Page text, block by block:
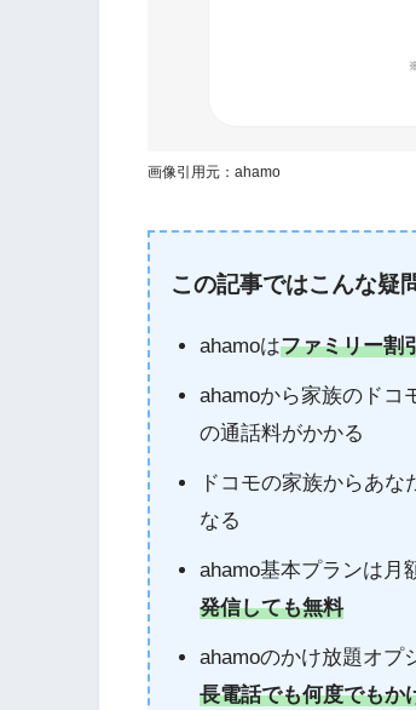
画像引用元：ahamo
この記事ではこんな疑
ahamoはファミリー割
ahamoから家族のドコ
の通話料がかかる
ドコモの家族からあ
なる
ahamo基本プランは月
発信しても無料
ahamoのかけ放題オプ
長電話でも何度でもか